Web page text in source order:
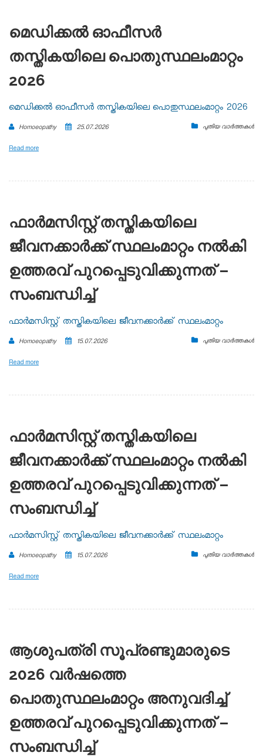
മെഡിക്കൽ ഓഫീസർ
തസ്തികയിലെ പൊതുസ്ഥലംമാറ്റം
2026
മെഡിക്കൽ ഓഫീസർ തസ്തികയിലെ പൊതുസ്ഥലംമാറ്റം 2026
Homoeopathy 25.07.2026 പുതിയ വാർത്തകൾ
Read more
ഫാർമസിസ്റ്റ് തസ്തികയിലെ
ജീവനക്കാർക്ക് സ്ഥലംമാറ്റം നൽകി
ഉത്തരവ് പുറപ്പെടുവിക്കുന്നത് –
സംബന്ധിച്ച്
ഫാർമസിസ്റ്റ് തസ്തികയിലെ ജീവനക്കാർക്ക് സ്ഥലംമാറ്റം
Homoeopathy 15.07.2026 പുതിയ വാർത്തകൾ
Read more
ഫാർമസിസ്റ്റ് തസ്തികയിലെ
ജീവനക്കാർക്ക് സ്ഥലംമാറ്റം നൽകി
ഉത്തരവ് പുറപ്പെടുവിക്കുന്നത് –
സംബന്ധിച്ച്
ഫാർമസിസ്റ്റ് തസ്തികയിലെ ജീവനക്കാർക്ക് സ്ഥലംമാറ്റം
Homoeopathy 15.07.2026 പുതിയ വാർത്തകൾ
Read more
ആശുപത്രി സൂപ്രണ്ടുമാരുടെ
2026 വർഷത്തെ
പൊതുസ്ഥലംമാറ്റം അനുവദിച്ച്
ഉത്തരവ് പുറപ്പെടുവിക്കുന്നത് –
സംബന്ധിച്ച്